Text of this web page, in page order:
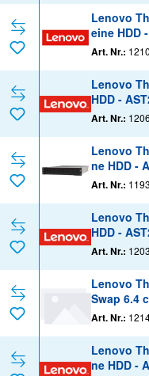
Lenovo
eine HDD
Art. Nr.:
Lenovo
HDD -
Art. Nr.:
Lenovo
ne HDD -
Art. Nr.:
Lenovo
HDD -
Art. Nr.:
Lenovo
Swap 6.4
Art. Nr.:
Lenovo
ne HDD -